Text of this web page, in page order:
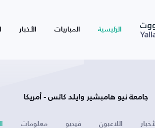
الرئيسية المباريات الأخبار
جامعة نيو هامبشير وايلد كاتس - أمريكا
الأخبار اللاعبون فيديو معلومات